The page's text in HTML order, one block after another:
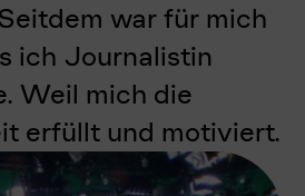
war für mich
ich Journalistin
Weil mich die
erfüllt und motiviert.